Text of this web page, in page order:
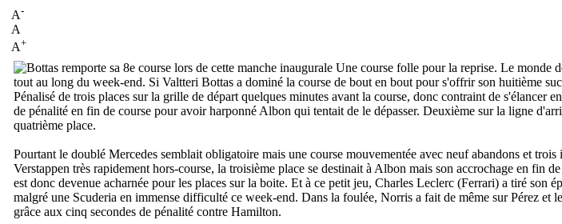
A-
A
A+
Une course folle pour la reprise. Le monde
tout au long du week-end. Si Valtteri Bottas a dominé la course de bout en bout pour s'offrir son huitième
Pénalisé de trois places sur la grille de départ quelques minutes avant la course, donc contraint de s'élancer
de pénalité en fin de course pour avoir harponné Albon qui tentait de le dépasser. Deuxième sur la ligne
quatrième place.
Pourtant le doublé Mercedes semblait obligatoire mais une course mouvementée avec neuf abandons et
Verstappen très rapidement hors-course, la troisième place se destinait à Albon mais son accrochage en fin
est donc devenue acharnée pour les places sur la boite. Et à ce petit jeu, Charles Leclerc (Ferrari) a tiré son
malgré une Scuderia en immense difficulté ce week-end. Dans la foulée, Norris a fait de même sur Pérez et
grâce aux cinq secondes de pénalité contre Hamilton.